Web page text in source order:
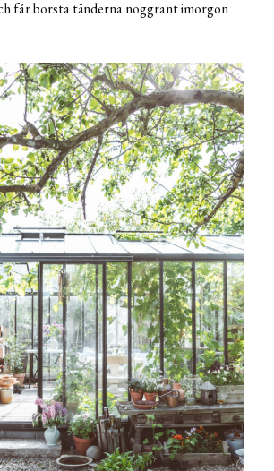
får borsta tänderna noggrant imorgon